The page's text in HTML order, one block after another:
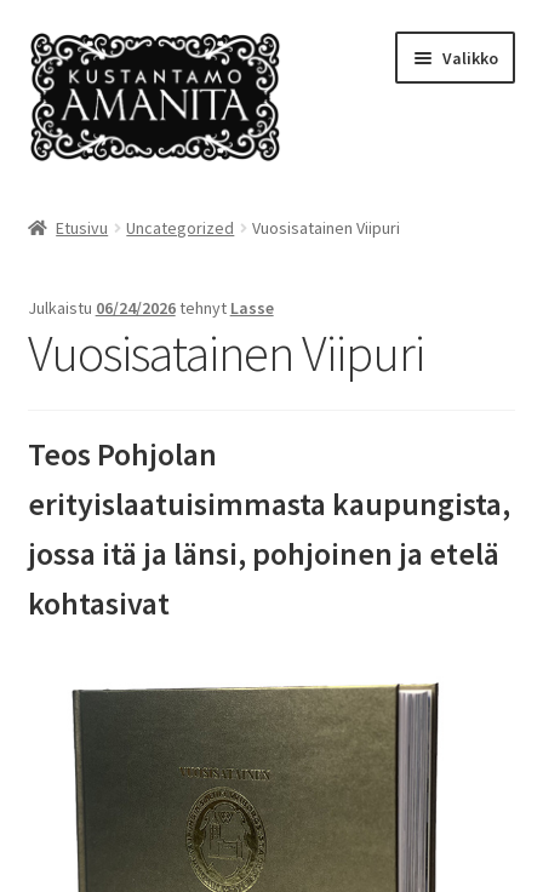
Siirry
navigointiin
Siirry
sisältöön
Valikko
Ehdot
Kassalle
Kauppa
Kirjailijakuvia
Sari Savikko
Tilitiedot
Yhteystiedot
Etusivu Uncategorized Vuosisatainen Viipuri
Julkaistu 06/24/2026tehnyt Lasse
Vuosisatainen Viipuri
Teos Pohjolan
erityislaatuisimmasta kaupungista,
jossa itä ja länsi, pohjoinen ja etelä
kohtasivat